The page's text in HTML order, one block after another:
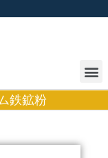
鉄鉱粉